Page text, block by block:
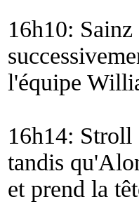
16h10:
l'équipe
16h14: Stroll
tandis
et prend la